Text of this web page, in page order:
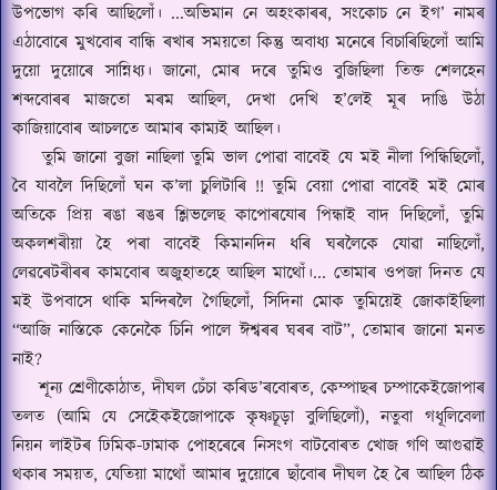
উপভোগ কৰি আছিলোঁ। ...অভিমান নে অহংকাৰৰ,সংকোচ নে ইগ’ নামৰ
এঠাবোৰে মুখবোৰ বান্ধি ৰখাৰ সময়তো কিন্তু অবাধ্য মনেৰে বিচাৰিছিলোঁ আমি
দুয়ো দুয়োৰে সান্নিধ্য। জানো,মোৰ দৰে তুমিও বুজিছিলা তিক্ত শেলহেন
শব্দবোৰৰ মাজতো মৰম আছিল, দেখা দেখি হ’লেই মূৰ দাঙি উঠা
কাজিয়াবোৰ আচলতে আমাৰ কাম্যই আছিল।
তুমি জানো বুজা নাছিলা তুমি ভাল পোৱা বাবেই যে মই নীলা পিন্ধিছিলোঁ,
বৈ যাবলৈ দিছিলোঁ ঘন ক’লা চুলিটাৰি !!তুমি বেয়া পোৱা বাবেই মই মোৰ
অতিকে প্রিয় ৰঙা ৰঙৰ শ্লিভলেছ কাপোৰযোৰ পিন্ধাই বাদ দিছিলোঁ,তুমি
অকলশৰীয়া হৈ পৰা বাবেই কিমানদিন ধৰি ঘৰলৈকে যোৱা নাছিলোঁ,
লেৱৰেটৰীৰৰ কামবোৰ অজুহাতহে আছিল মাথোঁ।... তোমাৰ ওপজা দিনত যে
মই উপবাসে থাকি মন্দিৰলৈ গৈছিলোঁ,সিদিনা মোক তুমিয়েই জোকাইছিলা
“আজি নাস্তিকে কেনেকৈ চিনি পালে ঈশ্বৰৰ ঘৰৰ বাট”,তোমাৰ জানো মনত
নাই?
শূন্য শ্রেণীকোঠাত,দীঘল চেঁচা কৰিড’ৰবোৰত, কেম্পাছৰ চম্পাকেইজোপাৰ
তলত (আমি যে সেইেকইজোপাকে কৃষ্ণচূড়া বুলিছিলোঁ),নতুবা গধূলিবেলা
নিয়ন লাইটৰ ঢিমিক-ঢামাক পোহৰেৰে নিসংগ বাটবোৰত খোজ গণি আগুৱাই
থকাৰ সময়ত, যেতিয়া মাথোঁ আমাৰ দুয়োৰে ছাঁবোৰ দীঘল হৈ ৰৈ আছিল ঠিক